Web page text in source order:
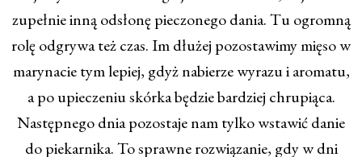
zupełnie inną odsłonę pieczonego dania. Tu ogromną
rolę odgrywa też czas. Im dłużej pozostawimy mięso w
marynacie tym lepiej, gdyż nabierze wyrazu i aromatu,
a po upieczeniu skórka będzie bardziej chrupiąca.
Następnego dnia pozostaje nam tylko wstawić danie
do piekarnika. To sprawne rozwiązanie, gdy w dni